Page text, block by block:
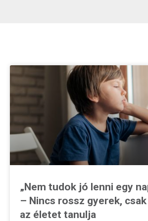
„Nem tudok jó lenni egy
– Nincs rossz gyerek,
az életet tanulja